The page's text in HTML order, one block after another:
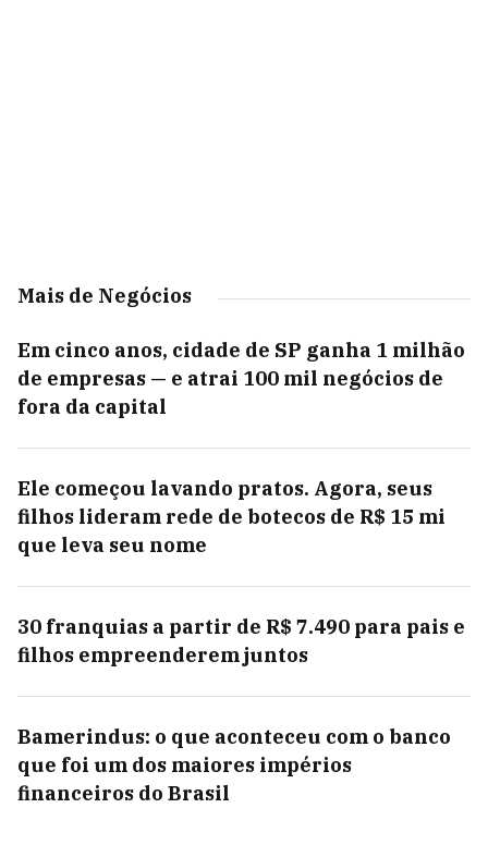
Mais de Negócios
Em cinco anos, cidade de SP ganha 1 milhão
de empresas — e atrai 100 mil negócios de
fora da capital
Ele começou lavando pratos. Agora, seus
filhos lideram rede de botecos de R$ 15 mi
que leva seu nome
30 franquias a partir de R$ 7.490 para pais e
filhos empreenderem juntos
Bamerindus: o que aconteceu com o banco
que foi um dos maiores impérios
financeiros do Brasil